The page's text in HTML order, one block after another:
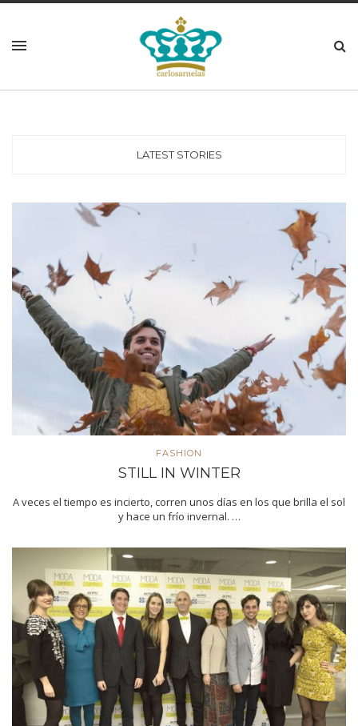
LATEST STORIES
FASHION
STILL IN WINTER
A veces el tiempo es incierto, corren unos días en los que brilla el sol
y hace un frío invernal. …